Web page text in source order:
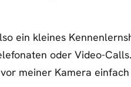
ein kleines
oder Video-
meiner Kamera